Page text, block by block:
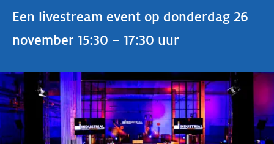
Een livestream event op donderdag 26
november 15:30 – 17:30 uur